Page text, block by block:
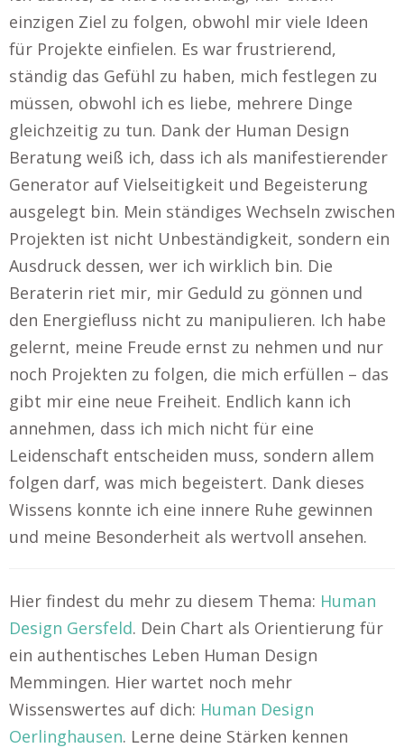
einzigen Ziel zu folgen, obwohl mir viele Ideen
für Projekte einfielen. Es war frustrierend,
ständig das Gefühl zu haben, mich festlegen zu
müssen, obwohl ich es liebe, mehrere Dinge
gleichzeitig zu tun. Dank der Human Design
Beratung weiß ich, dass ich als manifestierender
Generator auf Vielseitigkeit und Begeisterung
ausgelegt bin. Mein ständiges Wechseln zwischen
Projekten ist nicht Unbeständigkeit, sondern ein
Ausdruck dessen, wer ich wirklich bin. Die
Beraterin riet mir, mir Geduld zu gönnen und
den Energiefluss nicht zu manipulieren. Ich habe
gelernt, meine Freude ernst zu nehmen und nur
noch Projekten zu folgen, die mich erfüllen – das
gibt mir eine neue Freiheit. Endlich kann ich
annehmen, dass ich mich nicht für eine
Leidenschaft entscheiden muss, sondern allem
folgen darf, was mich begeistert. Dank dieses
Wissens konnte ich eine innere Ruhe gewinnen
und meine Besonderheit als wertvoll ansehen.
Hier findest du mehr zu diesem Thema: Human
Design Gersfeld. Dein Chart als Orientierung für
ein authentisches Leben Human Design
Memmingen. Hier wartet noch mehr
Wissenswertes auf dich: Human Design
Oerlinghausen. Lerne deine Stärken kennen